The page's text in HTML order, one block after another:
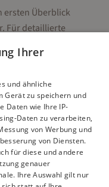
ersten Überblick
. Für detaillierte
besuchen Sie
Zypern
auf Pinterest!
Ihrer
und ähnliche
Gerät zu speichern und
Daten wie Ihre IP-
Daten zu verarbeiten,
von Werbung und
von Diensten.
für diese und andere
genauer
Ihre Auswahl gilt nur